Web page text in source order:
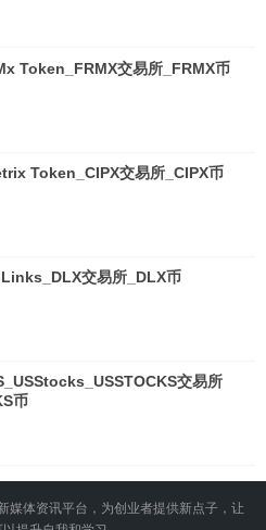
Token_FRMX交易所_FRMX币
Token_CIPX交易所_CIPX币
交易所_DLX币
交易所
币
媒体资讯平台，为创业者提供新点子，让